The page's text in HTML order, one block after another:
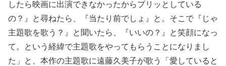
したら映画に出演できなかったからプリッとしている
の？』と尋ねたら、『当たり前でしょ』と。そこで『じゃ
主題歌を歌う？』と聞いたら、『いいの？』と笑顔になっ
て。という経緯で主題歌をやってもらうことになりまし
た」と、本作の主題歌に遠藤久美子が歌う「愛していると